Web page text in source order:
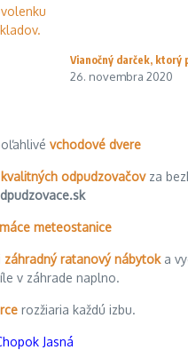
Vianočný darček, ktorý
26. novembra 2020
vchodové dvere
kvalitných odpudzovačovza
meteostanice
záhradný ratanový nábytoka
v záhrade naplno.
rozžiaria každú izbu.
Jasná